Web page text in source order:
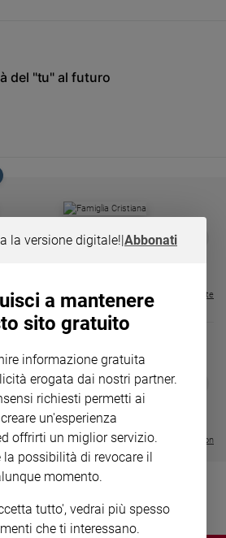
del "tu" al futuro
FAMIGLIA CRISTIANA
€ 104,00 € 83,00 20%
GBABY
Visualizza tutte le riviste
DIARIO G 2026-27
€ 8,90
- € 8,90
COLLANA
Visualizza tutte le collection
la versione digitale!|Abbonati
a mantenere
sito gratuito
informazione gratuita
erogata dai nostri partner.
richiesti permetti ai
un'esperienza
offrirti un miglior servizio.
possibilità di revocare il
momento.
tutto', vedrai più spesso
che ti interessano.